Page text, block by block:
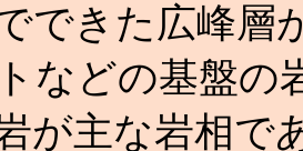
できた広峰層
などの基盤の
が主な岩相で